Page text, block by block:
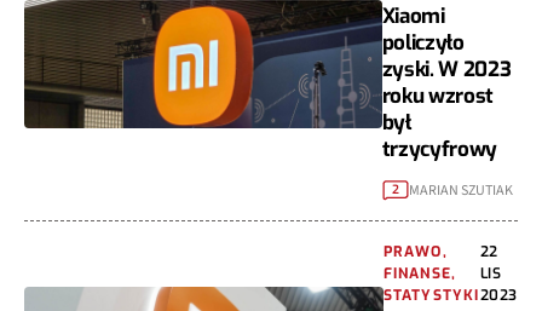
Xiaomi
policzyło
zyski. W 2023
roku wzrost
był
trzycyfrowy
2 MARIAN SZUTIAK
PRAWO,
FINANSE,
STATYSTYKI
22
LIS
2023